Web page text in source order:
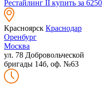
Красноярск Краснодар
Оренбург
Москва
ул. 78 Добровольческой
бригады 14б, оф. №63